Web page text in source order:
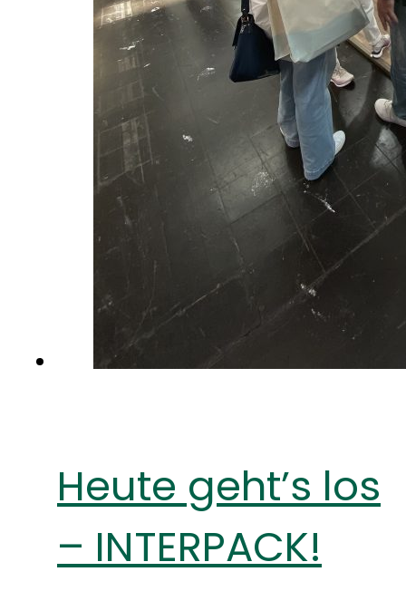
Heute geht’s los
– INTERPACK!